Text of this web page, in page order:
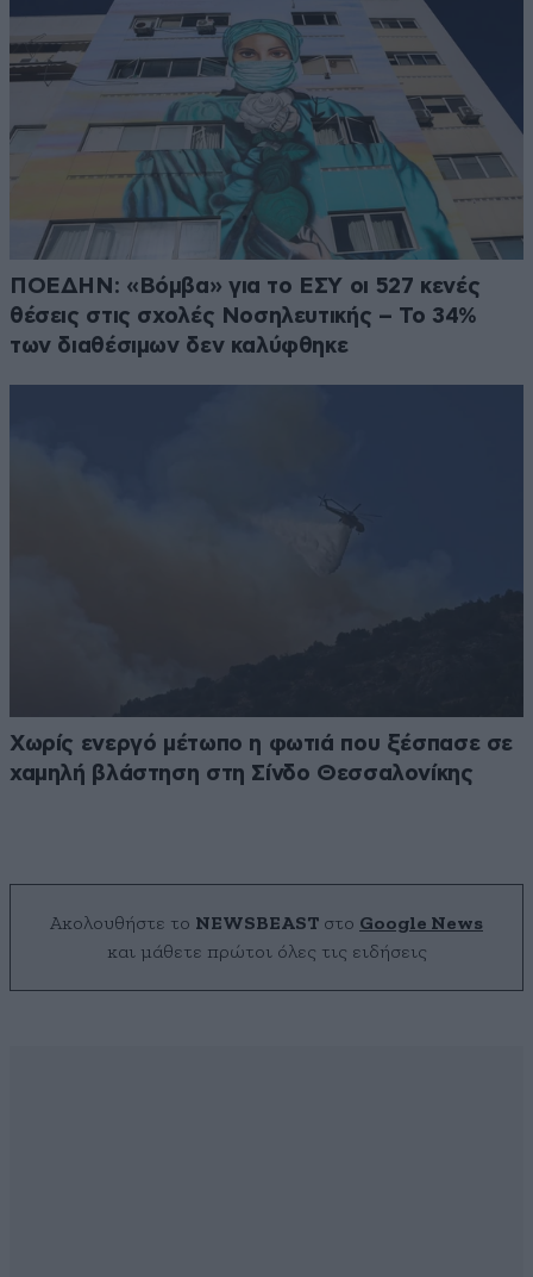
ΠΟΕΔΗΝ: «Βόμβα» για το ΕΣΥ οι 527 κενές
θέσεις στις σχολές Νοσηλευτικής – Το 34%
των διαθέσιμων δεν καλύφθηκε
Χωρίς ενεργό μέτωπο η φωτιά που ξέσπασε σε
χαμηλή βλάστηση στη Σίνδο Θεσσαλονίκης
Ακολουθήστε το NEWSBEAST στο Google News
και μάθετε πρώτοι όλες τις ειδήσεις